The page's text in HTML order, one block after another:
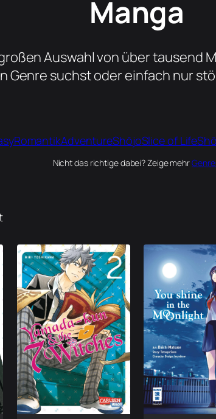
Manga
Auswahl von über tausend
Genre suchst oder einfach nur
RomantikAdventureShōjoSlice of Life
Nicht das richtige dabei? Zeige mehr